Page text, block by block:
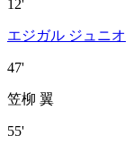
12'
エジガル ジュニオ
47'
笠柳 翼
55'